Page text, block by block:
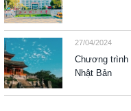
27/04/2024
Chương trình
Nhật Bản